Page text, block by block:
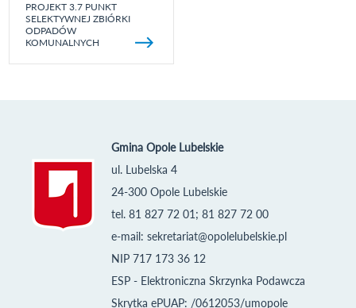
PROJEKT 3.7 PUNKT
SELEKTYWNEJ ZBIÓRKI
ODPADÓW
KOMUNALNYCH
Gmina Opole Lubelskie
ul. Lubelska 4
24-300 Opole Lubelskie
tel. 81 827 72 01; 81 827 72 00
e-mail: sekretariat@opolelubelskie.pl
NIP 717 173 36 12
ESP - Elektroniczna Skrzynka Podawcza
Skrytka ePUAP: /0612053/umopole